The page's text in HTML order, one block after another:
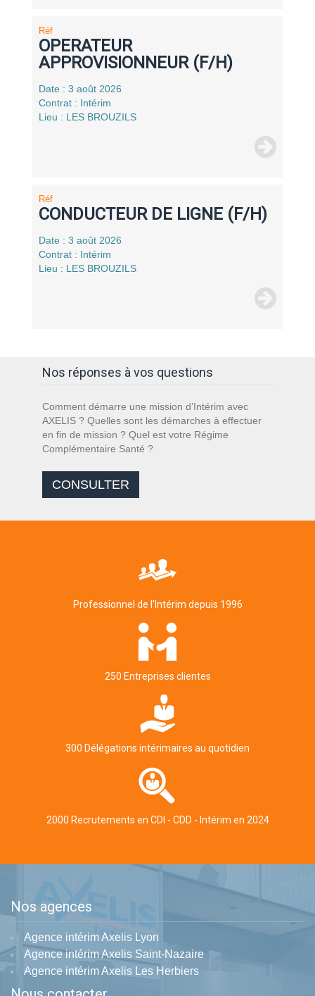
Réf
OPERATEUR
APPROVISIONNEUR (F/H)
Date : 3 août 2026
Contrat : Intérim
Lieu : LES BROUZILS
Réf
CONDUCTEUR DE LIGNE (F/H)
Date : 3 août 2026
Contrat : Intérim
Lieu : LES BROUZILS
Nos réponses à vos questions
Comment démarre une mission d’Intérim avec
AXELIS ? Quelles sont les démarches à effectuer
en fin de mission ? Quel est votre Régime
Complémentaire Santé ?
CONSULTER
Professionnel de l'Intérim depuis 1996
250 Entreprises clientes
300 Délégations intérimaires au quotidien
2000 Recrutements en CDI - CDD - Intérim en 2024
Nos agences
Agence intérim Axelis Lyon
Agence intérim Axelis Saint-Nazaire
Agence intérim Axelis Les Herbiers